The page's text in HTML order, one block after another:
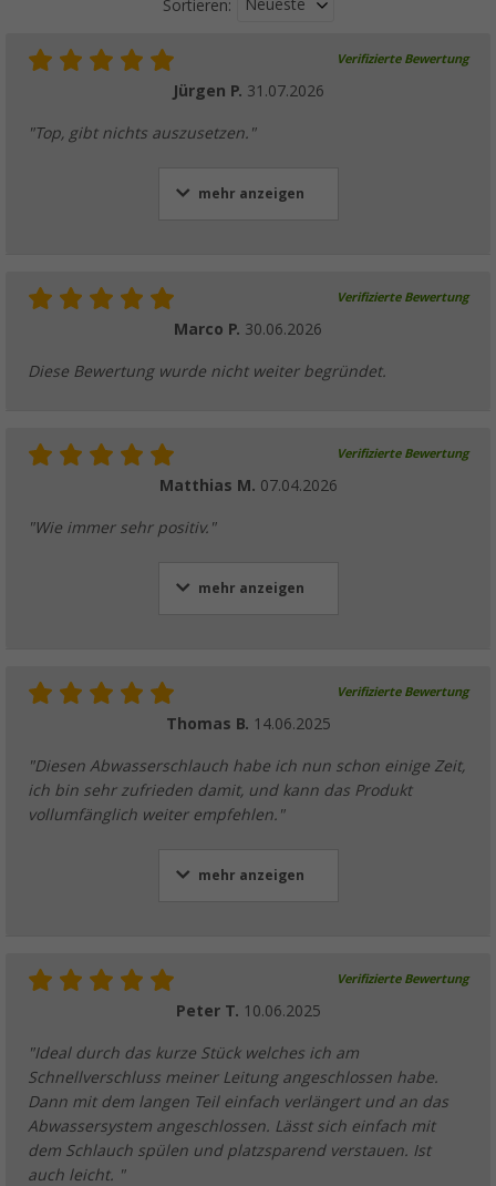
Sortieren: Neueste
Verifizierte Bewertung
Jürgen P. 31.07.2026
"Top, gibt nichts auszusetzen."
mehr anzeigen
Verifizierte Bewertung
Marco P. 30.06.2026
Diese Bewertung wurde nicht weiter begründet.
Verifizierte Bewertung
Matthias M. 07.04.2026
"Wie immer sehr positiv."
mehr anzeigen
Verifizierte Bewertung
Thomas B. 14.06.2025
"Diesen Abwasserschlauch habe ich nun schon einige Zeit,
ich bin sehr zufrieden damit, und kann das Produkt
vollumfänglich weiter empfehlen."
mehr anzeigen
Verifizierte Bewertung
Peter T. 10.06.2025
"Ideal durch das kurze Stück welches ich am
Schnellverschluss meiner Leitung angeschlossen habe.
Dann mit dem langen Teil einfach verlängert und an das
Abwassersystem angeschlossen. Lässt sich einfach mit
dem Schlauch spülen und platzsparend verstauen. Ist
auch leicht. "